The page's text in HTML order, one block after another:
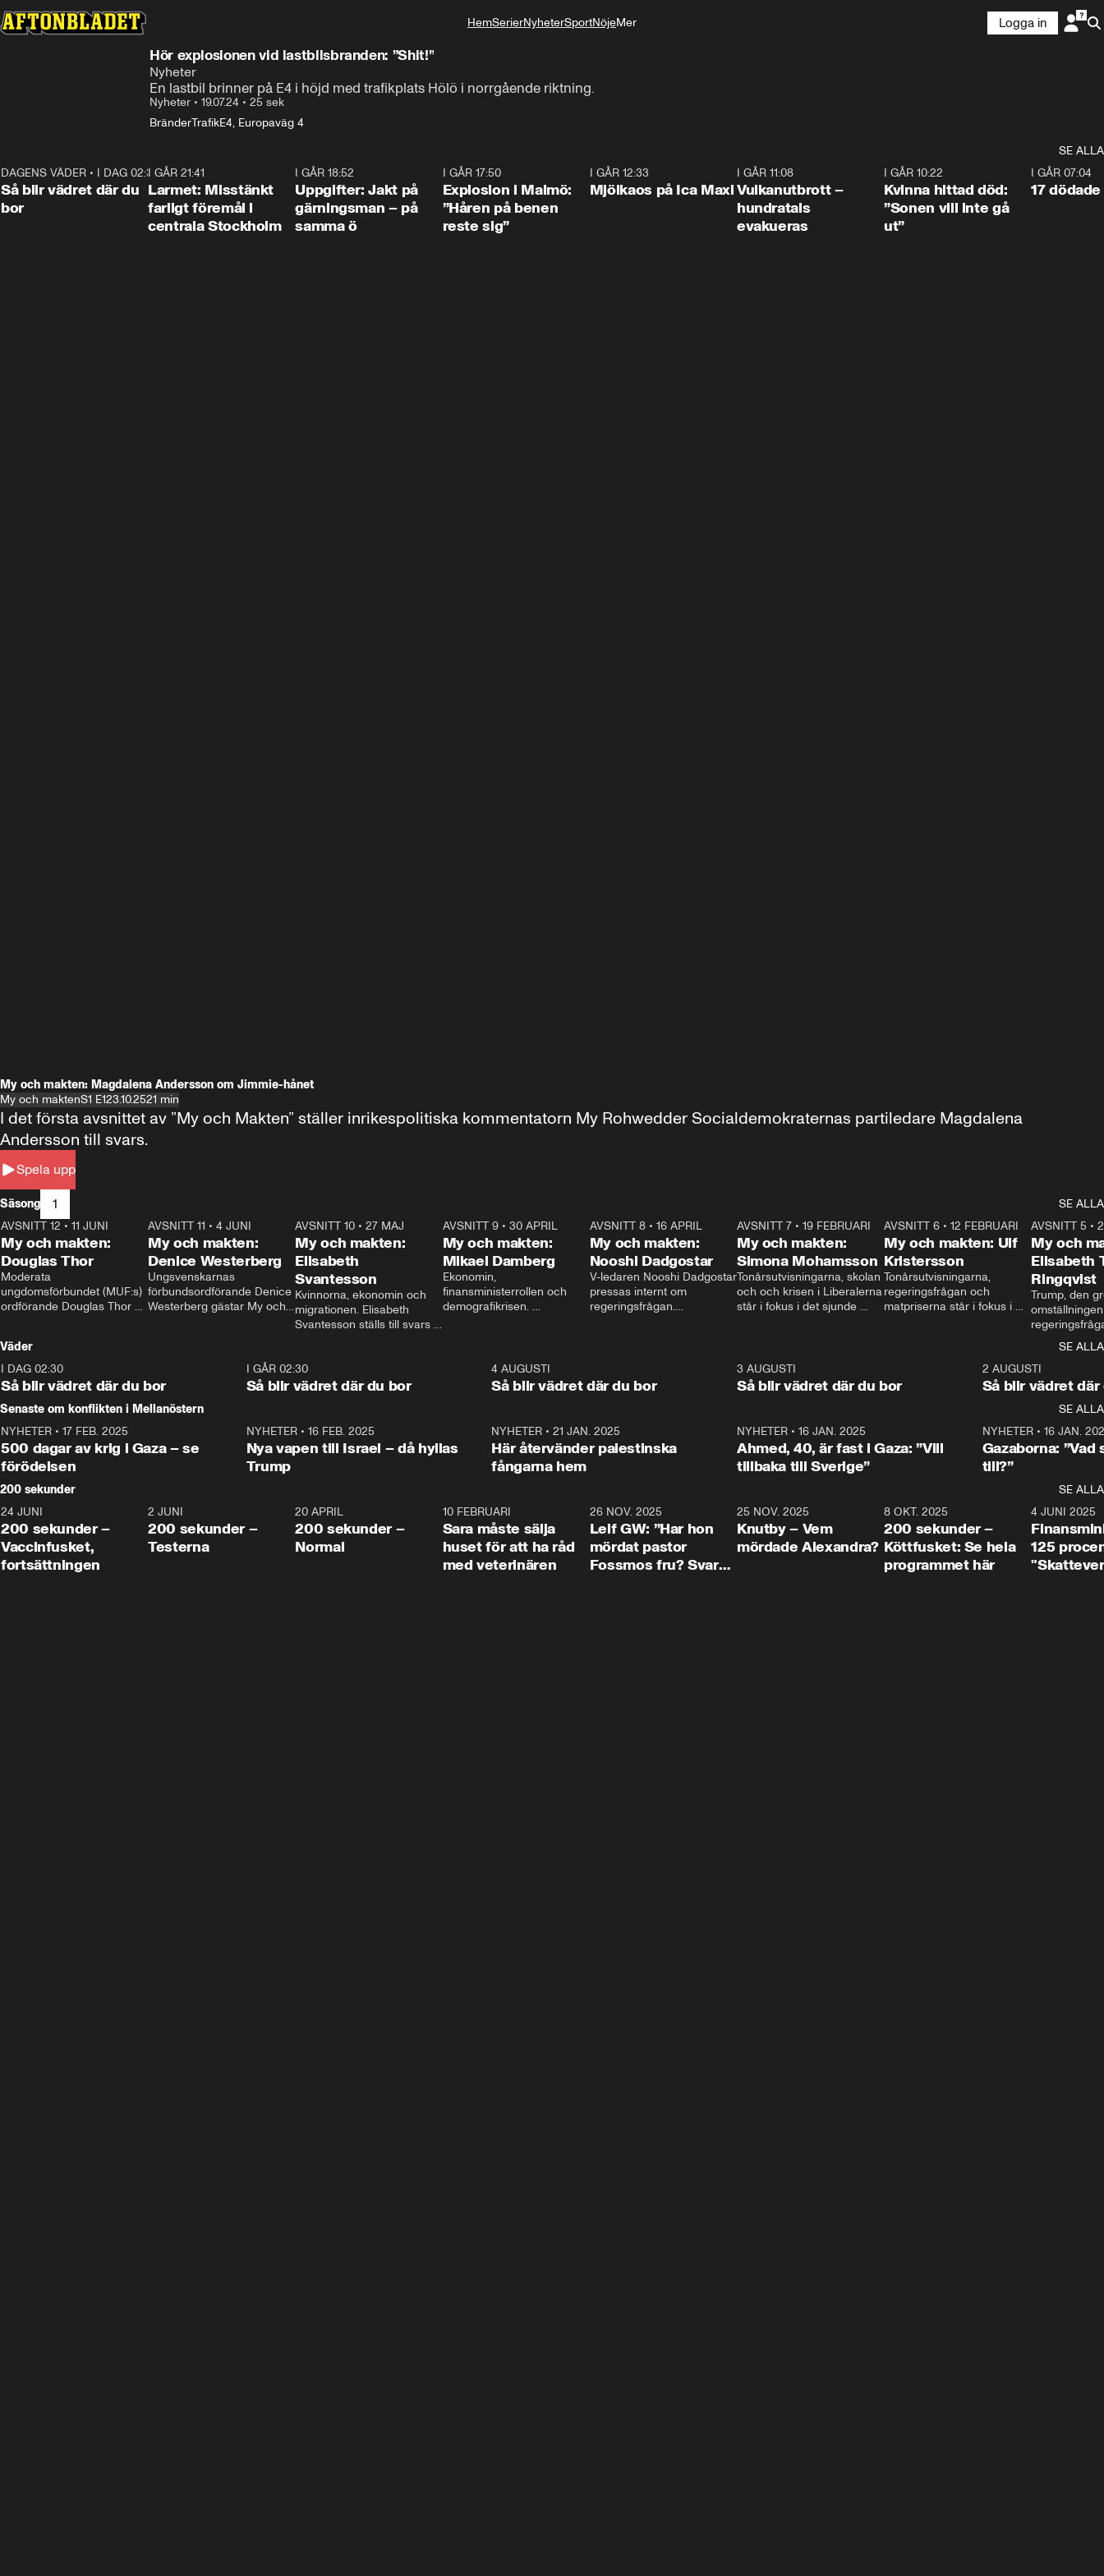
HemSerierNyheterSportNöjeMer
Logga in
Hör explosionen vid lastbilsbranden: ”Shit!”
Nyheter
En lastbil brinner på E4 i höjd med trafikplats Hölö i norrgående riktning.
Nyheter • 19.07.24 • 25 sek
BränderTrafikE4, Europaväg 4
SE ALLA
1:06
DAGENS VÄDER • I DAG 02:30
Så blir vädret där du
bor
I GÅR 21:41
Larmet: Misstänkt
farligt föremål i
centrala Stockholm
I GÅR 18:52
Uppgifter: Jakt på
gärningsman – på
samma ö
I GÅR 17:50
Explosion i Malmö:
”Håren på benen
reste sig”
I GÅR 12:33
Mjölkaos på Ica Maxi
I GÅR 11:08
Vulkanutbrott –
hundratals
evakueras
I GÅR 10:22
Kvinna hittad död:
”Sonen vill inte gå
ut”
I GÅR 07:04
17
My och makten: Magdalena Andersson om Jimmie-hånet
My och maktenS1 E123.10.2521 min
Spela upp
I det första avsnittet av ”My och Makten” ställer inrikespolitiska kommentatorn My Rohwedder Socialdemokraternas partiledare Magdalena
Andersson till svars.
Säsong 1
SE ALLA
26:27
AVSNITT 12 • 11 JUNI
My och makten:
Douglas Thor
Moderata
ungdomsförbundet (MUF:s)
ordförande Douglas Thor
tonårsutvisningarna och hur
Moderaterna ska locka
väljare till valet i höst.
23:40
AVSNITT 11 •4 JUNI
My och makten:
Denice Westerberg
Ungsvenskarnas
förbundsordförande Denice
Westerberg gästar My och
AVSNITT 10 •27 MAJ
My och makten:
Elisabeth
Svantesson
Kvinnorna, ekonomin och
migrationen. Elisabeth
Svantesson ställs till svars
AVSNITT 9• 30 APRIL
My och makten:
Mikael Damberg
Ekonomin,
finansministerrollen och
demografikrisen.
och Makten.
AVSNITT 8• 16 APRIL
My och makten:
Nooshi Dadgostar
V-ledaren Nooshi Dadgostar
pressas internt om
regeringsfrågan.
– Vi ställer upp i val. Ska vi
vara med så sitter vi förstås
24:30
AVSNITT 7• 19 FEBRUARI
My och makten:
Simona Mohamsson
Tonårsutvisningarna, skolan
och och krisen i Liberalerna
står i fokus i det sjunde
kommentator My
Rohwedder ställer
utbildnings- och
Mohamsson till svars.
27:30
AVSNITT 6 •12 FEBRUARI
My och makten: Ulf
Kristersson
Tonårsutvisningarna,
regeringsfrågan och
matpriserna står i fokus i
Rohwedder ställer
statsminister Ulf Kristersson
AVSNITT 5 •
My och
Elisabeth
Ringqvist
Trump, den
centrum i
avsnittet av
Makten”. Se
Aftonbladets
Rohwedder
Thand Ring
Väder
SE ALLA
I DAG 02:30
Så blir vädret där du bor
1:06
I GÅR 02:30
Så blir vädret där du bor
4 AUGUSTI
Så blir vädret där du bor
3 AUGUSTI
Så blir vädret där du bor
2 AUGUSTI
Så blir vädret där
Senaste om konflikten i Mellanöstern
SE ALLA
NYHETER • 17 FEB. 2025
500 dagar av krig i Gaza – se
förödelsen
NYHETER• 16 FEB. 2025
Nya vapen till Israel – då hyllas
Trump
NYHETER •21 JAN. 2025
Här återvänder palestinska
fångarna hem
NYHETER• 16 JAN. 2025
Ahmed, 40, är fast i Gaza: ”Vill
tillbaka till Sverige”
NYHETER• 16 JAN.
Gazaborna:
till?”
200 sekunder
SE ALLA
5:00
24 JUNI
200 sekunder –
Vaccinfusket,
fortsättningen
4:23
2 JUNI
200 sekunder –
Testerna
20 APRIL
200 sekunder –
Normal
10 FEBRUARI
Sara måste sälja
huset för att ha råd
med veterinären
26 NOV. 2025
Leif GW: ”Har hon
mördat pastor
Fossmos fru? Svar
31:05
25 NOV. 2025
Knutby – Vem
mördade Alexandra?
4:29
8 OKT. 2025
200 sekunder –
Köttfusket: Se hela
programmet här
4 JUNI 2025
125